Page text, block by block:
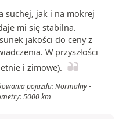
suchej, jak i na mokrej
mi się stabilna.
jakości do ceny z
W przyszłości
i zimowe).
pojazdu: Normalny -
5000 km